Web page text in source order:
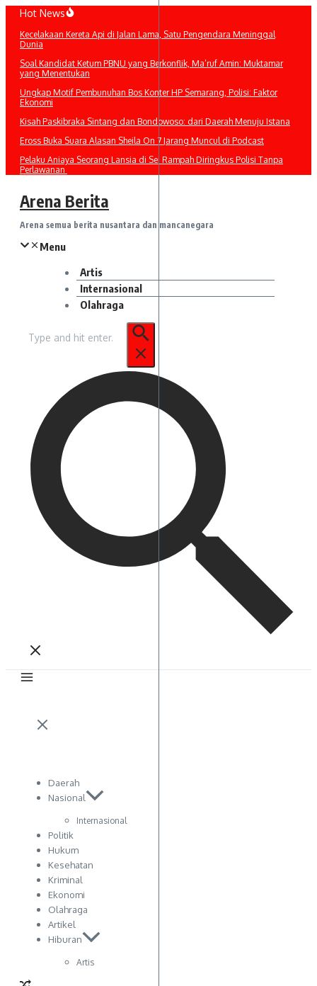
Lewati
konten
Hot News
Kecelakaan Kereta Api di Jalan Lama, Satu Pengendara Meninggal
Dunia
Soal Kandidat Ketum PBNU yang Berkonflik, Ma’ruf Amin: Muktamar
yang Menentukan
Ungkap Motif Pembunuhan Bos Konter HP Semarang, Polisi: Faktor
Ekonomi
Kisah Paskibraka Sintang dan Bondowoso: dari Daerah Menuju Istana
Eross Buka Suara Alasan Sheila On 7 Jarang Muncul di Podcast
Pelaku Aniaya Seorang Lansia di Sei Rampah Diringkus Polisi Tanpa
Perlawanan
Arena Berita
Arena semua berita nusantara dan mancanegara
Menu
Artis
Internasional
Olahraga
untuk:
Daerah
Nasional
Internasional
Politik
Hukum
Kesehatan
Kriminal
Ekonomi
Olahraga
Artikel
Hiburan
Artis